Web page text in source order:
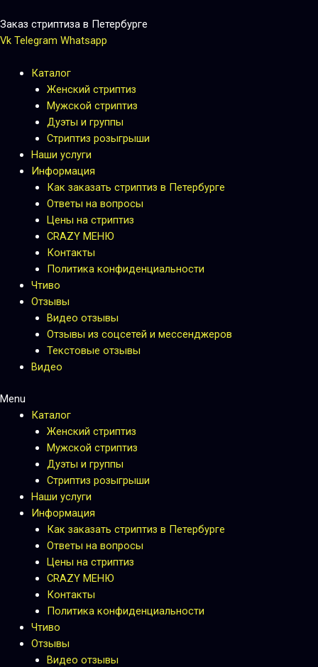
к
содержимому
Заказ стриптиза в Петербурге
Vk Telegram Whatsapp
Каталог
Женский стриптиз
Мужской стриптиз
Дуэты и группы
Стриптиз розыгрыши
Наши услуги
Информация
Как заказать стриптиз в Петербурге
Ответы на вопросы
Цены на стриптиз
CRAZY МЕНЮ
Контакты
Политика конфиденциальности
Чтиво
Отзывы
Видео отзывы
Отзывы из соцсетей и мессенджеров
Текстовые отзывы
Видео
Menu
Каталог
Женский стриптиз
Мужской стриптиз
Дуэты и группы
Стриптиз розыгрыши
Наши услуги
Информация
Как заказать стриптиз в Петербурге
Ответы на вопросы
Цены на стриптиз
CRAZY МЕНЮ
Контакты
Политика конфиденциальности
Чтиво
Отзывы
Видео отзывы